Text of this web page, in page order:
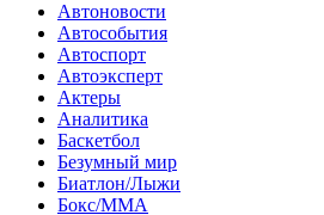
Автоновости
Автособытия
Автоспорт
Автоэксперт
Актеры
Аналитика
Баскетбол
Безумный мир
Биатлон/Лыжи
Бокс/MMA